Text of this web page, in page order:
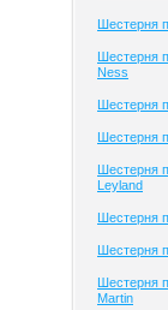
Шестерня
Шестерня
Ness
Шестерня
Шестерня
Шестерня
Leyland
Шестерня
Шестерня
Шестерня
Martin